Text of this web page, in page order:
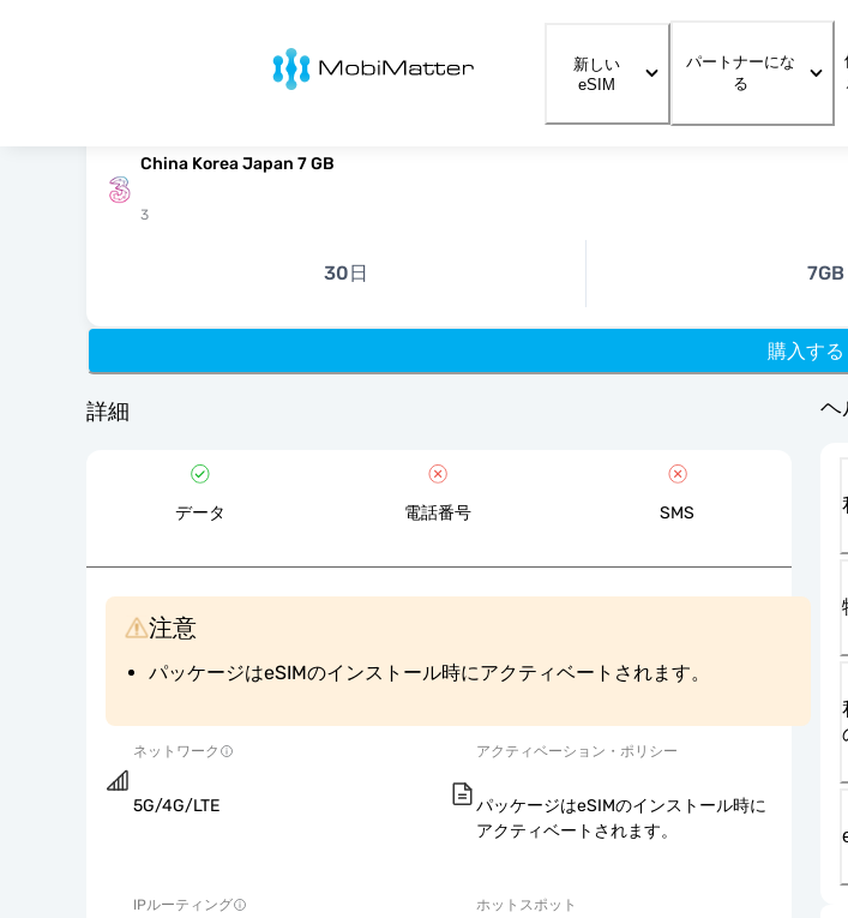
MobiMatter
新しい
eSIM
パートナーにな
る
China Korea Japan 7 GB
3
30日 7GB
購入する
詳細
データ 電話番号 SMS
注意
パッケージはeSIMのインストール時にアクティベートされます。
ネットワーク
5G/4G/LTE
アクティベーション・ポリシー
パッケージはeSIMのインストール時に
アクティベートされます。
IPルーティング ホットスポット
ヘ